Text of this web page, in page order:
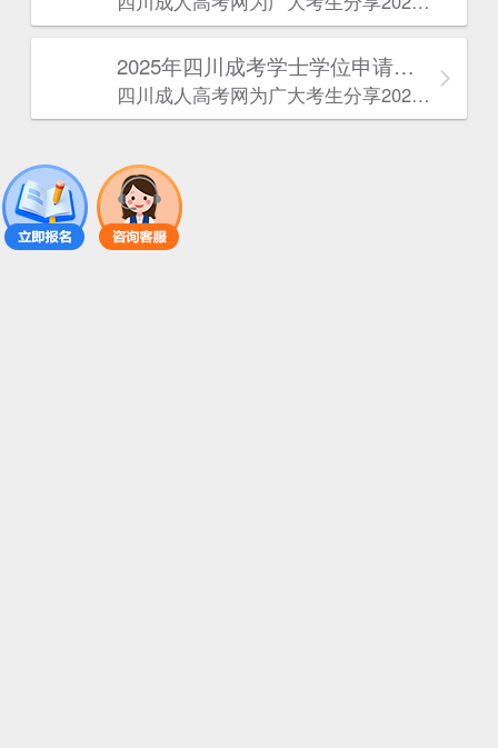
2025年‌‌‌‌四川成考学士学位申请条件
四川成人高考网​为广大考生分享2025年‌‌‌‌四川成考学士学位申请条件。为广大在职人员和社会人士提供学历提升的机会。更多四川成考考试信息，欢迎在线访问四川成人高考网。